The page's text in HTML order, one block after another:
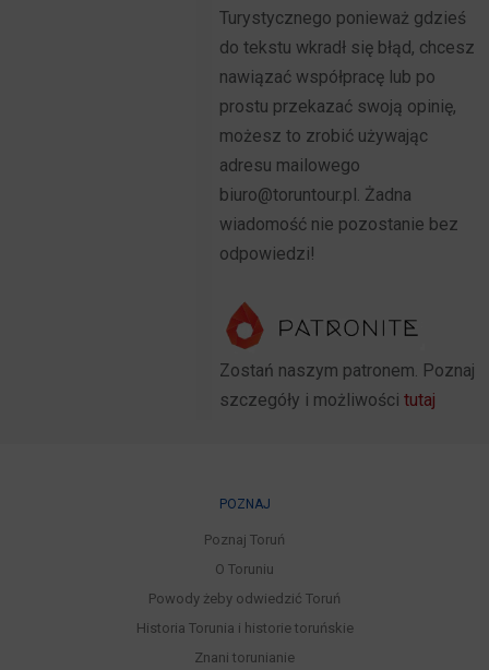
Turystycznego ponieważ gdzieś
do tekstu wkradł się błąd, chcesz
nawiązać współpracę lub po
prostu przekazać swoją opinię,
możesz to zrobić używając
adresu mailowego
biuro@toruntour.pl. Żadna
wiadomość nie pozostanie bez
odpowiedzi!
Zostań naszym patronem. Poznaj
szczegóły i możliwości tutaj
POZNAJ
Poznaj Toruń
O Toruniu
Powody żeby odwiedzić Toruń
Historia Torunia i historie toruńskie
Znani torunianie